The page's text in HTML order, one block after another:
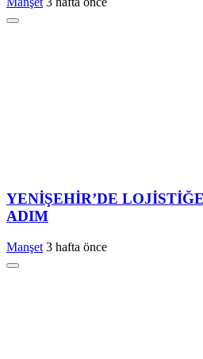
YENİŞEHİR’DE
ADIM
Manşet 3 hafta önce